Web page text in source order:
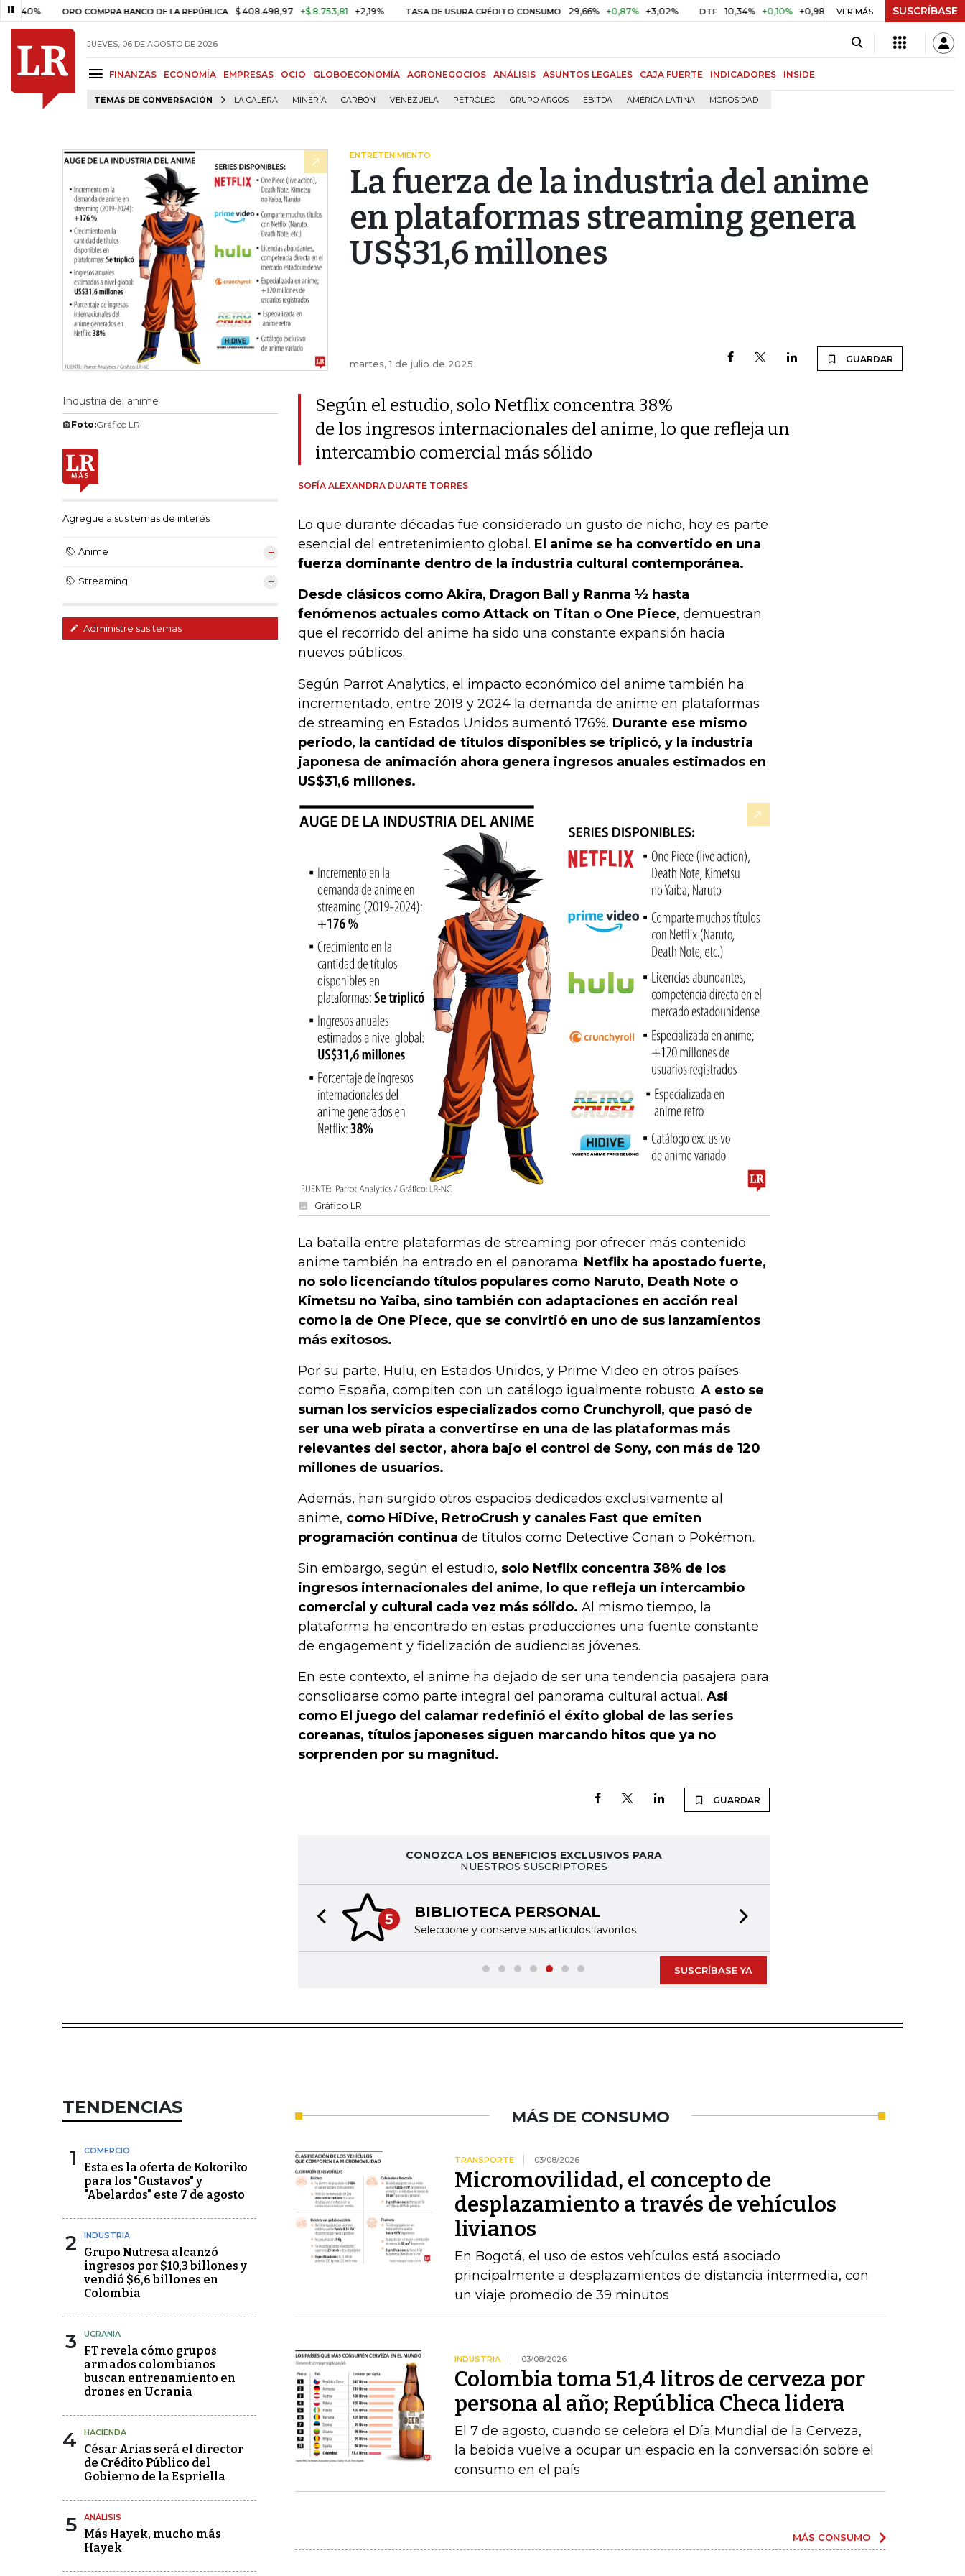
ORO COMPRA BANCO DE LA REPÚBLICA $ 408.498,97 +$ 8.753,81 +2,19% TASA DE USURA CRÉDITO CONSUMO 29,66% +0,87% +3,02% DTF 10,34% +0,10% +0,98% UVR $ 416,86 +$ 0,05 +0,01%
VER MÁS SUSCRÍBASE
JUEVES, 06 DE AGOSTO DE 2026
FINANZAS ECONOMÍA EMPRESAS OCIO GLOBOECONOMÍA AGRONEGOCIOS ANÁLISIS ASUNTOS LEGALES CAJA FUERTE INDICADORES INSIDE
TEMAS DE CONVERSACIÓN LA CALERA MINERÍA CARBÓN VENEZUELA PETRÓLEO GRUPO ARGOS EBITDA AMÉRICA LATINA MOROSIDAD
ENTRETENIMIENTO
La fuerza de la industria del anime
en plataformas streaming genera
US$31,6 millones
martes, 1 de julio de 2025 GUARDAR
Industria del anime
Foto:Gráfico LR
Agregue a sus temas de interés
Anime
Streaming
Administre sus temas
Según el estudio, solo Netflix concentra 38%
de los ingresos internacionales del anime, lo que refleja un
intercambio comercial más sólido
SOFÍA ALEXANDRA DUARTE TORRES
Lo que durante décadas fue considerado un gusto de nicho, hoy es parte
esencial del entretenimiento global. El anime se ha convertido en una
fuerza dominante dentro de la industria cultural contemporánea.
Desde clásicos como Akira, Dragon Ball y Ranma ½ hasta
fenómenos actuales como Attack on Titan o One Piece, demuestran
que el recorrido del anime ha sido una constante expansión hacia
nuevos públicos.
Según Parrot Analytics, el impacto económico del anime también ha
incrementado, entre 2019 y 2024 la demanda de anime en plataformas
de streaming en Estados Unidos aumentó 176%. Durante ese mismo
periodo, la cantidad de títulos disponibles se triplicó, y la industria
japonesa de animación ahora genera ingresos anuales estimados en
US$31,6 millones.
Gráfico LR
La batalla entre plataformas de streaming por ofrecer más contenido
anime también ha entrado en el panorama. Netflix ha apostado fuerte,
no solo licenciando títulos populares como Naruto, Death Note o
Kimetsu no Yaiba, sino también con adaptaciones en acción real
como la de One Piece, que se convirtió en uno de sus lanzamientos
más exitosos.
Por su parte, Hulu, en Estados Unidos, y Prime Video en otros países
como España, compiten con un catálogo igualmente robusto. A esto se
suman los servicios especializados como Crunchyroll, que pasó de
ser una web pirata a convertirse en una de las plataformas más
relevantes del sector, ahora bajo el control de Sony, con más de 120
millones de usuarios.
Además, han surgido otros espacios dedicados exclusivamente al
anime, como HiDive, RetroCrush y canales Fast que emiten
programación continua de títulos como Detective Conan o Pokémon.
Sin embargo, según el estudio, solo Netflix concentra 38% de los
ingresos internacionales del anime, lo que refleja un intercambio
comercial y cultural cada vez más sólido. Al mismo tiempo, la
plataforma ha encontrado en estas producciones una fuente constante
de engagement y fidelización de audiencias jóvenes.
En este contexto, el anime ha dejado de ser una tendencia pasajera para
consolidarse como parte integral del panorama cultural actual. Así
como El juego del calamar redefinió el éxito global de las series
coreanas, títulos japoneses siguen marcando hitos que ya no
sorprenden por su magnitud.
GUARDAR
CONOZCA LOS BENEFICIOS EXCLUSIVOS PARA
NUESTROS SUSCRIPTORES
5 BIBLIOTECA PERSONAL
Seleccione y conserve sus artículos favoritos
Previous slide
SUSCRÍBASE YA
TENDENCIAS
1 COMERCIO
Esta es la oferta de Kokoriko
para los "Gustavos" y
"Abelardos" este 7 de agosto
2 INDUSTRIA
Grupo Nutresa alcanzó
ingresos por $10,3 billones y
vendió $6,6 billones en
Colombia
3 UCRANIA
FT revela cómo grupos
armados colombianos
buscan entrenamiento en
drones en Ucrania
4 HACIENDA
César Arias será el director
de Crédito Público del
Gobierno de la Espriella
5 ANÁLISIS
Más Hayek, mucho más
Hayek
MÁS DE CONSUMO
TRANSPORTE 03/08/2026
Micromovilidad, el concepto de
desplazamiento a través de vehículos
livianos
En Bogotá, el uso de estos vehículos está asociado
principalmente a desplazamientos de distancia intermedia, con
un viaje promedio de 39 minutos
INDUSTRIA 03/08/2026
Colombia toma 51,4 litros de cerveza por
persona al año; República Checa lidera
El 7 de agosto, cuando se celebra el Día Mundial de la Cerveza,
la bebida vuelve a ocupar un espacio en la conversación sobre el
consumo en el país
MÁS CONSUMO